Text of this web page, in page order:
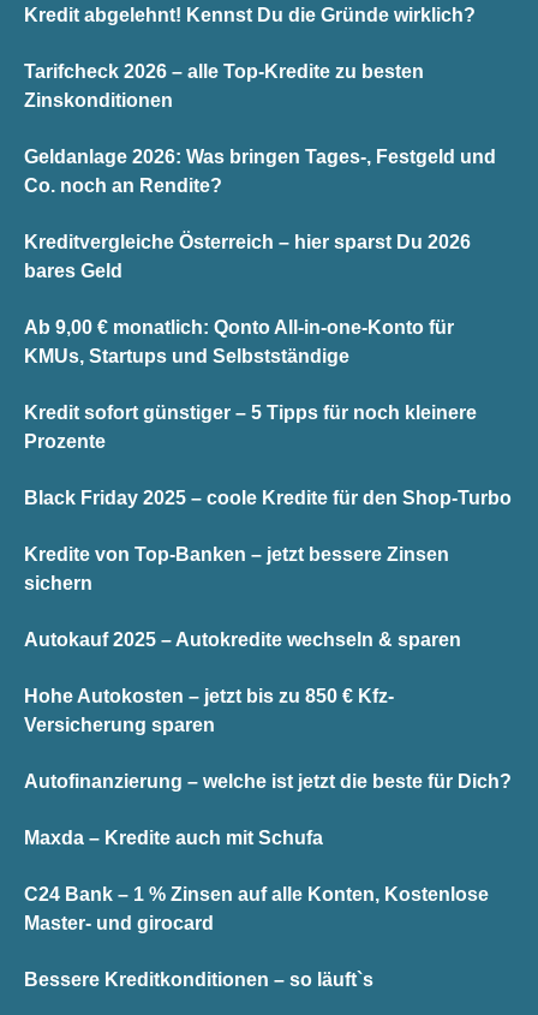
Kredit abgelehnt! Kennst Du die Gründe wirklich?
Tarifcheck 2026 – alle Top-Kredite zu besten
Zinskonditionen
Geldanlage 2026: Was bringen Tages-, Festgeld und
Co. noch an Rendite?
Kreditvergleiche Österreich – hier sparst Du 2026
bares Geld
Ab 9,00 € monatlich: Qonto All-in-one-Konto für
KMUs, Startups und Selbstständige
Kredit sofort günstiger – 5 Tipps für noch kleinere
Prozente
Black Friday 2025 – coole Kredite für den Shop-Turbo
Kredite von Top-Banken – jetzt bessere Zinsen
sichern
Autokauf 2025 – Autokredite wechseln & sparen
Hohe Autokosten – jetzt bis zu 850 € Kfz-
Versicherung sparen
Autofinanzierung – welche ist jetzt die beste für Dich?
Maxda – Kredite auch mit Schufa
C24 Bank – 1 % Zinsen auf alle Konten, Kostenlose
Master- und girocard
Bessere Kreditkonditionen – so läuft`s